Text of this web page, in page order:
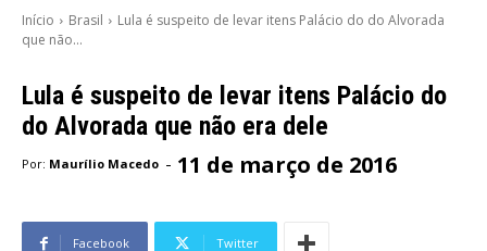
Início Brasil
Lula é suspeito de levar itens Palácio do do Alvorada
que não...
Lula é suspeito de levar itens Palácio do
do Alvorada que não era dele
Por: Maurílio Macedo - 11 de março de 2016
Facebook Twitter